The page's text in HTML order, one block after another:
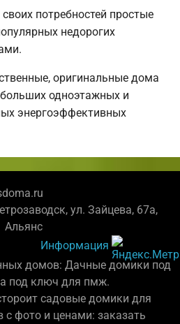
потребностей простые
недорогих
оригинальные дома
одноэтажных и
энергоэффективных
ул. Зайцева, 67а,
Альянс
Информация
домов: Дачные домики под
под ключ для пмж.
садовые домики для
с фото и ценами: заказать